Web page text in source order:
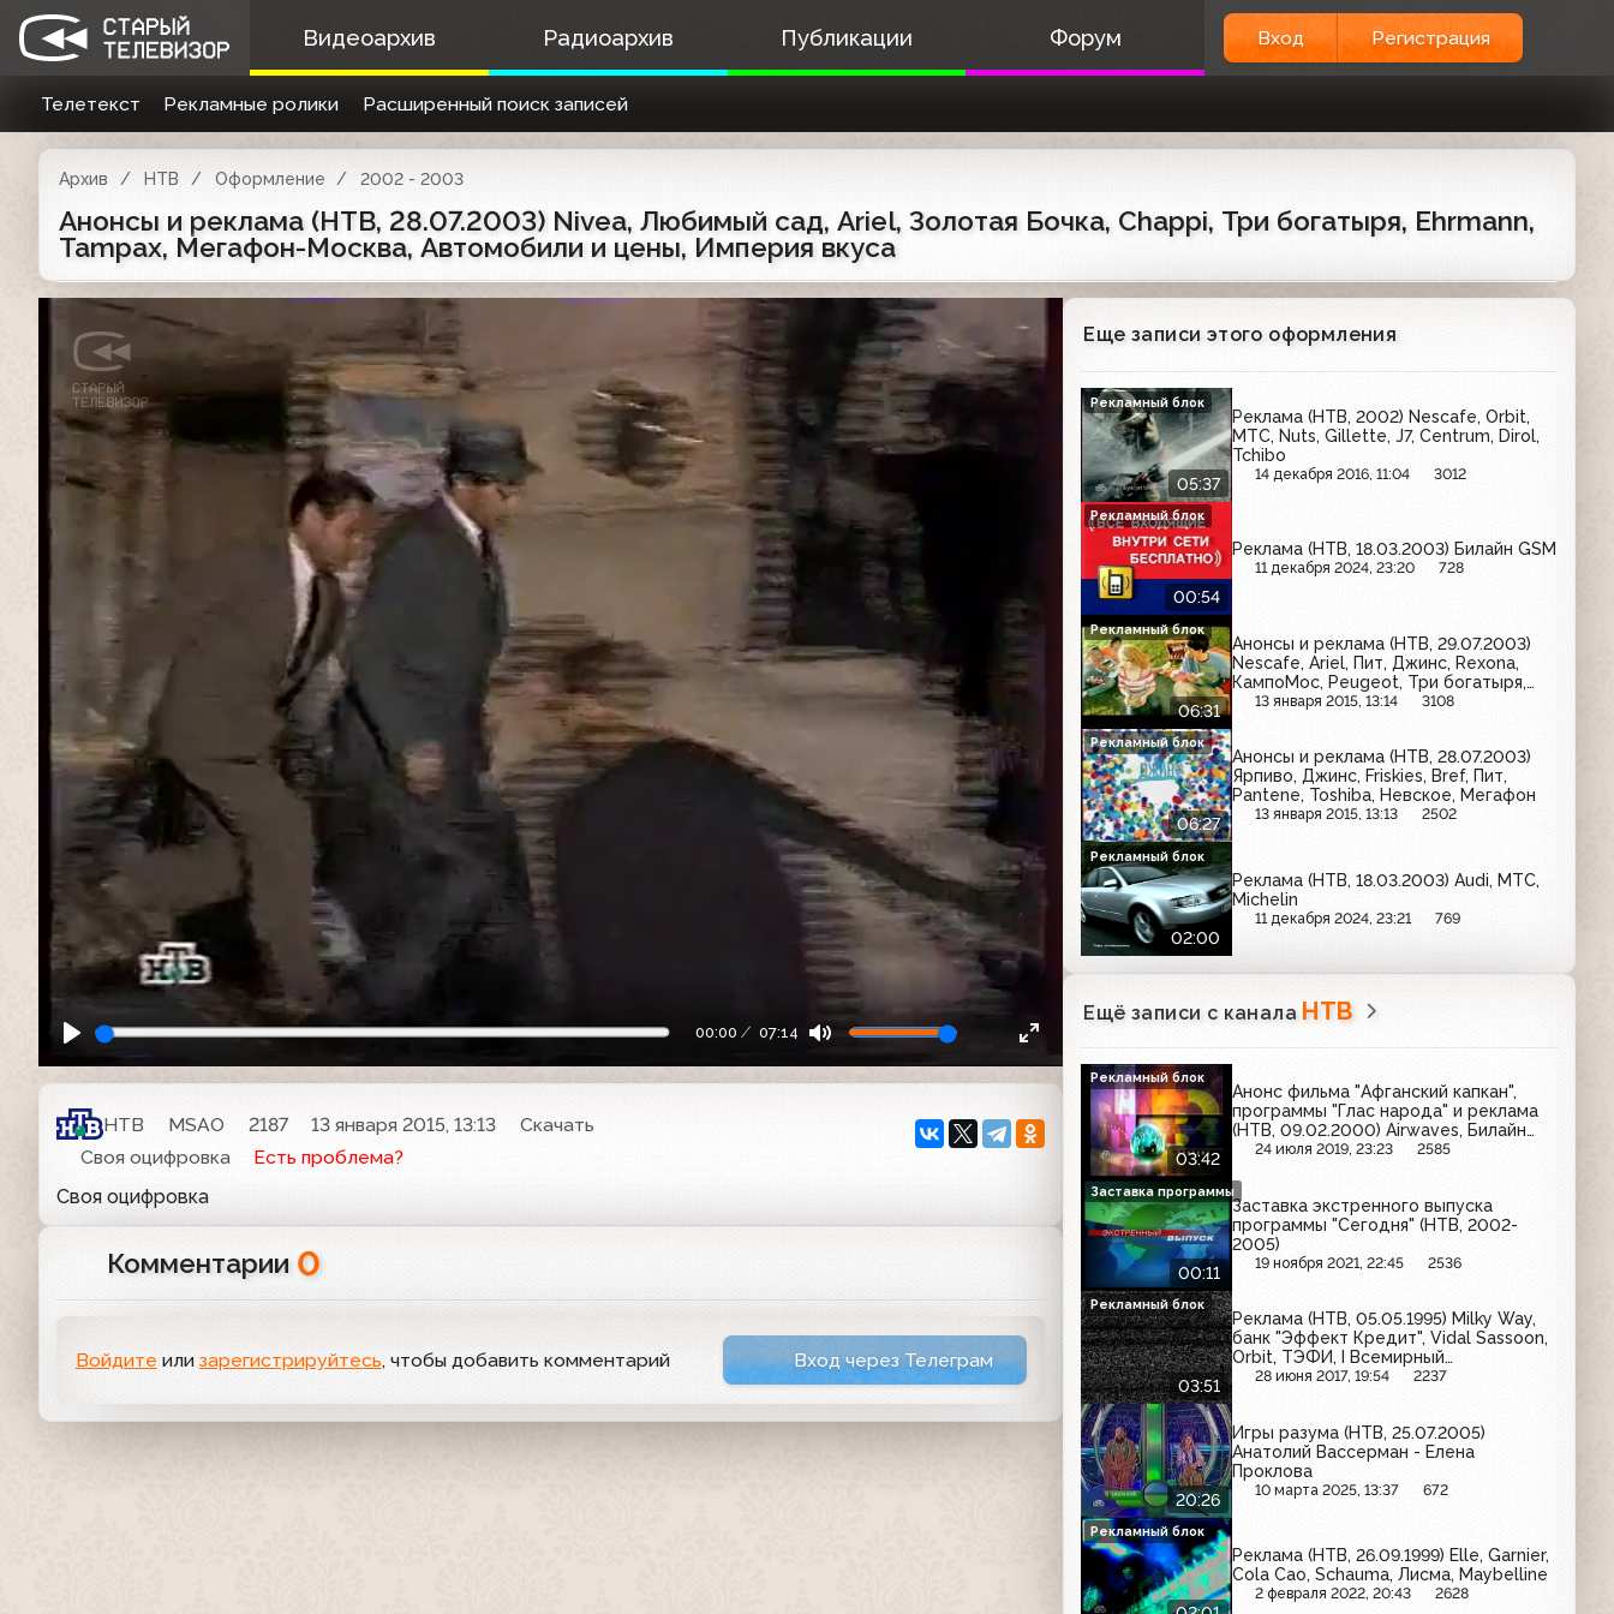
Видеоархив Радиоархив Публикации Форум Вход Регистрация
Телетекст Рекламные ролики Расширенный поиск записей
Архив НТВ Оформление 2002 - 2003
Анонсы и реклама (НТВ, 28.07.2003) Nivea, Любимый сад, Ariel, Золотая Бочка, Chappi, Три богатыря, Ehrmann,
Tampax, Мегафон-Москва, Автомобили и цены, Империя вкуса
00:00 07:14
НТВ MSAO 2187 13 января 2015, 13:13
Скачать
Своя оцифровка
Есть проблема?
Своя оцифровка
Комментарии 0
Войдите или зарегистрируйтесь, чтобы добавить комментарий Вход через Телеграм
Еще записи этого оформления
05:37
Реклама (НТВ, 2002) Nescafe, Orbit,
МТС, Nuts, Gillette, J7, Centrum, Dirol,
Tchibo
14 декабря 2016, 11:04 3012
Рекламный блок
00:54
Реклама (НТВ, 18.03.2003) Билайн GSM
11 декабря 2024, 23:20 728
Рекламный блок
06:31
Анонсы и реклама (НТВ, 29.07.2003)
Nescafe, Ariel, Пит, Джинс, Rexona,
КампоМос, Peugeot, Три богатыря,
Garnier, Золотая бочка, Bref, Coca-Cola
13 января 2015, 13:14 3108
Рекламный блок
06:27
Анонсы и реклама (НТВ, 28.07.2003)
Ярпиво, Джинс, Friskies, Bref, Пит,
Pantene, Toshiba, Невское, Мегафон
13 января 2015, 13:13 2502
Рекламный блок
02:00
Реклама (НТВ, 18.03.2003) Audi, МТС,
Michelin
11 декабря 2024, 23:21 769
Рекламный блок
Ещё записи с канала НТВ
03:42
Анонс фильма "Афганский капкан",
программы "Глас народа" и реклама
(НТВ, 09.02.2000) Airwaves, Билайн
GSM, Kitekat, Бочкарёв,
24 июля 2019, 23:23 2585
Рекламный блок
00:11
Заставка экстренного выпуска
программы "Сегодня" (НТВ, 2002-
2005)
19 ноября 2021, 22:45 2536
Заставка программы
03:51
Реклама (НТВ, 05.05.1995) Milky Way,
банк "Эффект Кредит", Vidal Sassoon,
Orbit, ТЭФИ, I Всемирный
благотворительный фестиваль
28 июня 2017, 19:54 2237
Рекламный блок
20:26
Игры разума (НТВ, 25.07.2005)
Анатолий Вассерман - Елена
Проклова
10 марта 2025, 13:37 672
Реклама (НТВ, 26.09.1999) Elle, Garnier,
Cola Cao, Schauma, Лисма, Maybelline
2 февраля 2022, 20:43 2628
Рекламный блок